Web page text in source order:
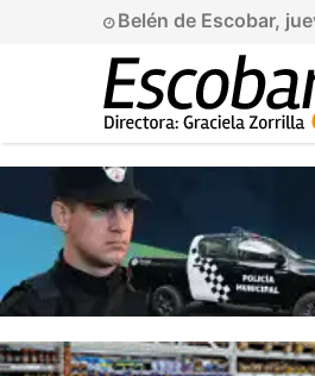
Belén de Escobar,